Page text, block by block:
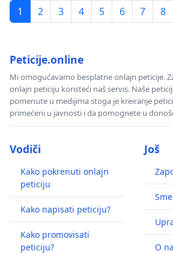
1
2 3 4 5 6 7 8
Peticije.online
Mi omogućavamo besplatne onlajn peticije.
onlajn peticiju koristeći naš servis. Naše
pomenute u medijima stoga je kreiranje
primećeni u javnosti i da pomognete u
Vodiči
Kako pokrenuti onlajn
peticiju
Kako napisati peticiju?
Kako promovisati
peticiju?
Još
O